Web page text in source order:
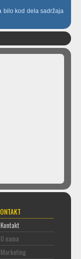
bilo kod dela sadržaja
Kontakt
nama
Marketing